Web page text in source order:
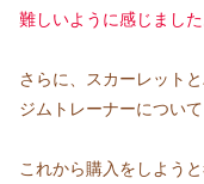
難しいよ うに感じました
さらに、スカーレット
ジムトレーナーについ
これから購入をしよう